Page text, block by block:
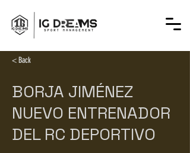
< Back
BORJA JIMÉNEZ
NUEVO ENTRENADOR
DEL RC DEPORTIVO